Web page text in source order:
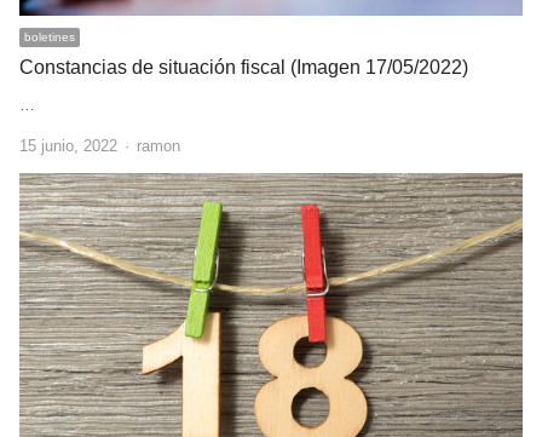
boletines
Constancias de situación fiscal (Imagen 17/05/2022)
…
15 junio, 2022 Author
ramon